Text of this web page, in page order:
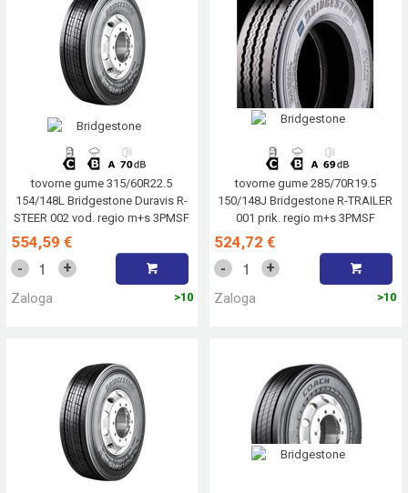
tovorne gume 315/60R22.5
154/148L Bridgestone Duravis R-
STEER 002 vod. regio m+s 3PMSF
554,59 €
- +
Zaloga >10
tovorne gume 285/70R19.5
150/148J Bridgestone R-TRAILER
001 prik. regio m+s 3PMSF
524,72 €
- +
Zaloga >10